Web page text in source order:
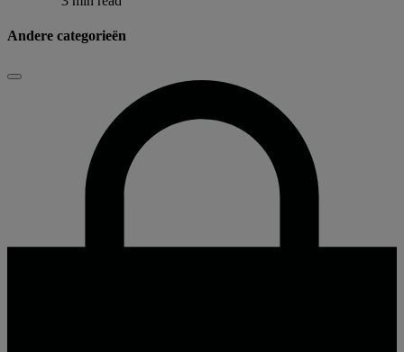
Andere categorieën
Sluiten